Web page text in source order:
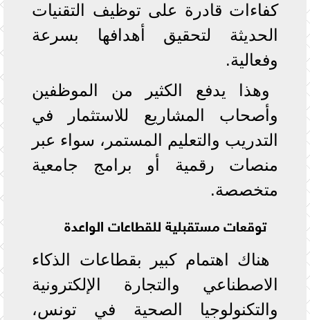
كفاءات قادرة على توظيف التقنيات
الحديثة لتحقيق أهدافها بسرعة
وفعالية.
وهذا يدفع الكثير من الموظفين
وأصحاب المشاريع للاستثمار في
التدريب والتعليم المستمر، سواء عبر
منصات رقمية أو برامج جامعية
متخصصة.
توقعات مستقبلية للقطاعات الواعدة
هناك اهتمام كبير بقطاعات الذكاء
الاصطناعي والتجارة الإلكترونية
والتكنولوجيا الصحية في تونس،